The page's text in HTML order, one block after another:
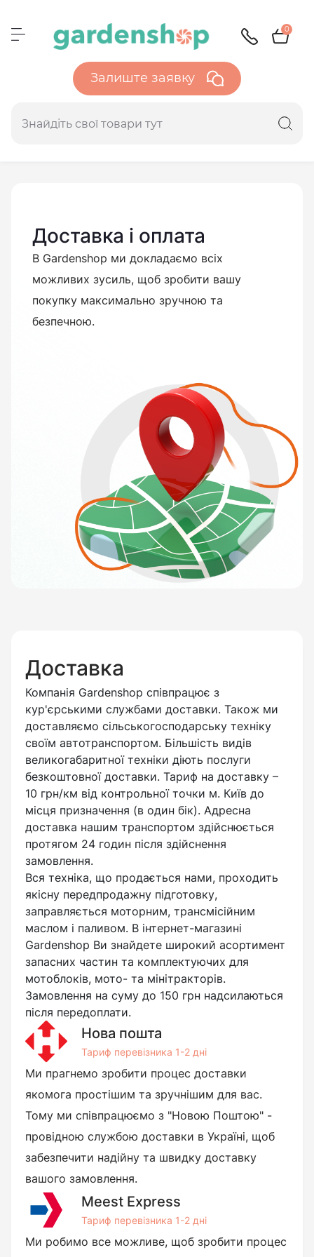
0
Залиште заявку
Доставка і оплата
В Gardenshop ми докладаємо всіх
можливих зусиль, щоб зробити вашу
покупку максимально зручною та
безпечною.
Доставка
Компанія Gardenshop співпрацює з
кур'єрськими службами доставки. Також ми
доставляємо сільськогосподарську техніку
своїм автотранспортом. Більшість видів
великогабаритної техніки діють послуги
безкоштовної доставки. Тариф на доставку –
10 грн/км від контрольної точки м. Київ до
місця призначення (в один бік). Адресна
доставка нашим транспортом здійснюється
протягом 24 годин після здійснення
замовлення.
Вся техніка, що продається нами, проходить
якісну передпродажну підготовку,
заправляється моторним, трансмісійним
маслом і паливом. В інтернет-магазині
Gardenshop Ви знайдете широкий асортимент
запасних частин та комплектуючих для
мотоблоків, мото- та мінітракторів.
Замовлення на суму до 150 грн надсилаються
після передоплати.
Нова пошта
Тариф перевізника 1-2 дні
Ми прагнемо зробити процес доставки
якомога простішим та зручнішим для вас.
Тому ми співпрацюємо з "Новою Поштою" -
провідною службою доставки в Україні, щоб
забезпечити надійну та швидку доставку
вашого замовлення.
Meest Express
Тариф перевізника 1-2 дні
Ми робимо все можливе, щоб зробити процес